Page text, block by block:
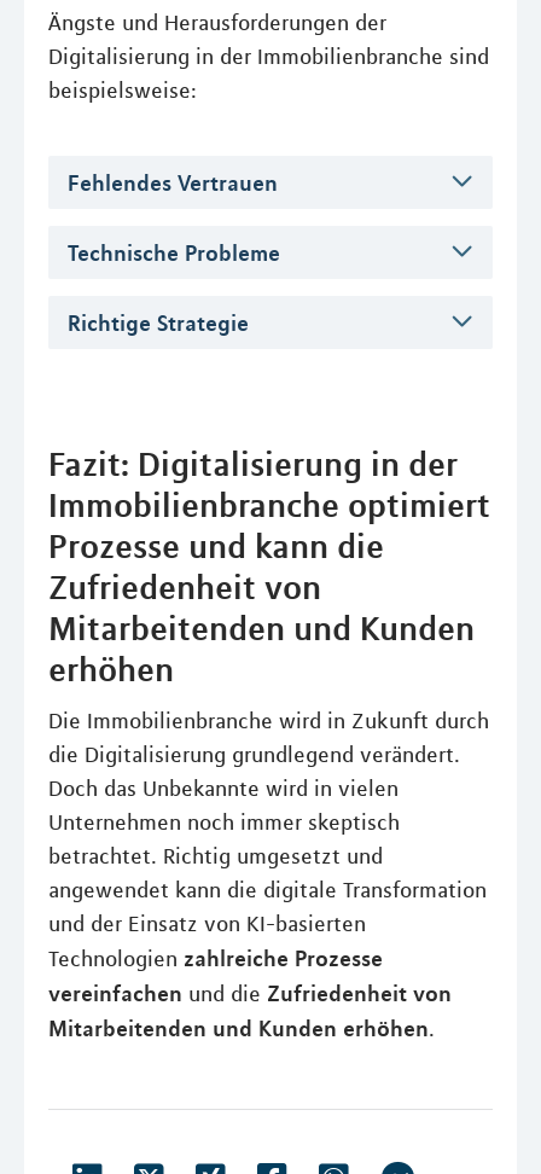
Ängste und Herausforderungen der
Digitalisierung in der Immobilienbranche sind
beispielsweise:
Fehlendes Vertrauen
Technische Probleme
Richtige Strategie
Fazit: Digitalisierung in der
Immobilienbranche optimiert
Prozesse und kann die
Zufriedenheit von
Mitarbeitenden und Kunden
erhöhen
Die Immobilienbranche wird in Zukunft durch
die Digitalisierung grundlegend verändert.
Doch das Unbekannte wird in vielen
Unternehmen noch immer skeptisch
betrachtet. Richtig umgesetzt und
angewendet kann die digitale Transformation
und der Einsatz von KI-basierten
Technologien zahlreiche Prozesse
vereinfachen und die Zufriedenheit von
Mitarbeitenden und Kunden erhöhen.